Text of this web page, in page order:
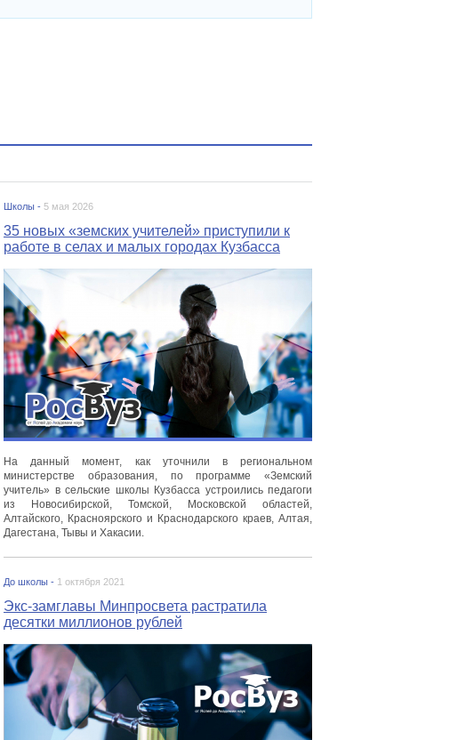
Школы - 5 мая 2026
35 новых «земских учителей» приступили к
работе в селах и малых городах Кузбасса
На данный момент, как уточнили в региональном
министерстве образования, по программе «Земский
учитель» в сельские школы Кузбасса устроились педагоги
из Новосибирской, Томской, Московской областей,
Алтайского, Красноярского и Краснодарского краев, Алтая,
Дагестана, Тывы и Хакасии.
До школы - 1 октября 2021
Экс-замглавы Минпросвета растратила
десятки миллионов рублей